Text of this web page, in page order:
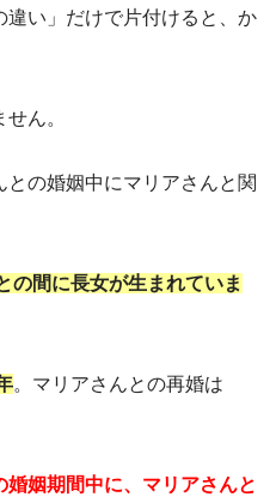
い」だけで片付けると、か
ん。
の婚姻中にマリアさんと関
の間に長女が生まれていま
。マリアさんとの再婚は
婚姻期間中に、マリアさんと